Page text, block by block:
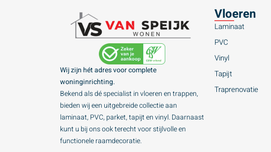
Wij zijn hét adres voor complete
woninginrichting.
Bekend als dé specialist in vloeren en trappen,
bieden wij een uitgebreide collectie aan
laminaat, PVC, parket, tapijt en vinyl. Daarnaast
kunt u bij ons ook terecht voor stijlvolle en
functionele raamdecoratie.
Vloeren
Laminaat
PVC
Vinyl
Tapijt
Traprenovatie